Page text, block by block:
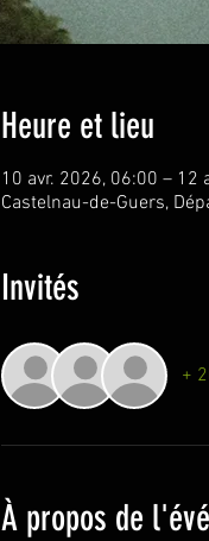
Heure et lieu
10 avr. 2026, 06:00 – 12
Castelnau-de-Guers,
Invités
+
À propos de